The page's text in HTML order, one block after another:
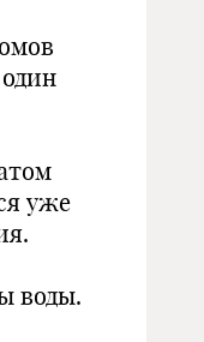
уже
воды.